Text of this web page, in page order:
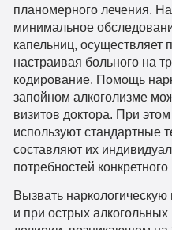
планомерного лечения.
минимальное
капельниц, осуществляет
настраивая больного на
кодирование. Помощь
запойном алкоголизме
визитов доктора. При
используют стандартные
составляют их
потребностей конкретного
Вызвать
и при острых